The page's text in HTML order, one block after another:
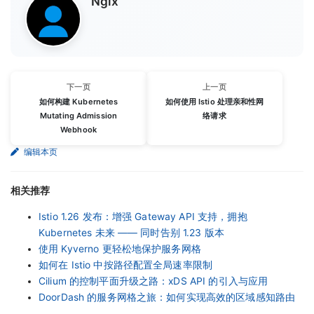
下一页
如何构建 Kubernetes
Mutating Admission
Webhook
上一页
如何使用 Istio 处理亲和性网
络请求
编辑本页
相关推荐
Istio 1.26 发布：增强 Gateway API 支持，拥抱
Kubernetes 未来 —— 同时告别 1.23 版本
使用 Kyverno 更轻松地保护服务网格
如何在 Istio 中按路径配置全局速率限制
Cilium 的控制平面升级之路：xDS API 的引入与应用
DoorDash 的服务网格之旅：如何实现高效的区域感知路由